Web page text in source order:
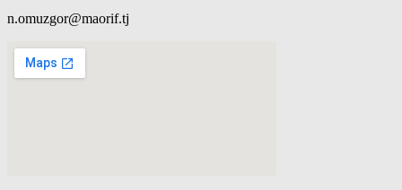
n.omuzgor@maorif.tj